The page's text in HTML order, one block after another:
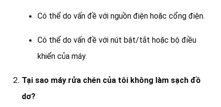
Có thể do vấn đề với nguồn điện hoặc cổng điện.
Có thể do vấn đề với nút bật/tắt hoặc bộ điều
khiển của máy.
Tại sao máy rửa chén của tôi không làm sạch đồ
dơ?